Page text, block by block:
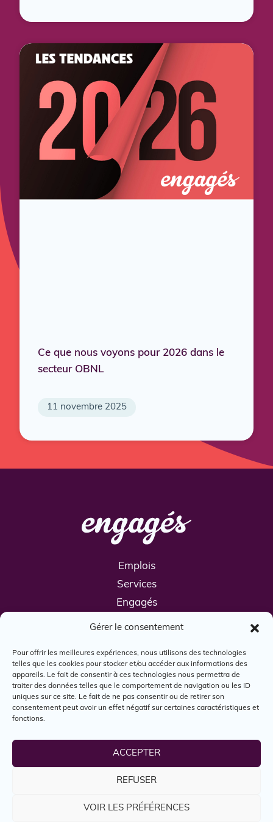
Gérer le consentement
Pour offrir les meilleures expériences, nous utilisons des technologies
telles que les cookies pour stocker et/ou accéder aux informations des
appareils. Le fait de consentir à ces technologies nous permettra de
traiter des données telles que le comportement de navigation ou les ID
uniques sur ce site. Le fait de ne pas consentir ou de retirer son
consentement peut avoir un effet négatif sur certaines caractéristiques et
fonctions.
ACCEPTER
REFUSER
VOIR LES PRÉFÉRENCES
Ce que nous voyons pour 2026 dans le
secteur OBNL
11 novembre 2025
Emplois
Services
Engagés
Boîte à outils